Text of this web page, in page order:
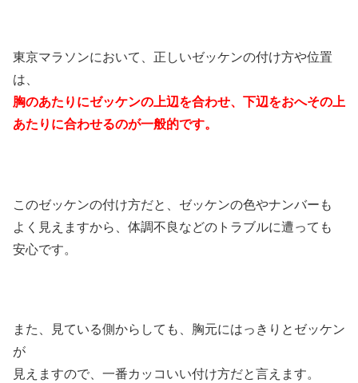
東京マラソンにおいて、正しいゼッケンの付け方や位置
は、
胸のあたりにゼッケンの上辺を合わせ、下辺をおへその上
あたりに合わせるのが一般的です。
このゼッケンの付け方だと、ゼッケンの色やナンバーも
よく見えますから、体調不良などのトラブルに遭っても
安心です。
また、見ている側からしても、胸元にはっきりとゼッケン
が
見えますので、一番カッコいい付け方だと言えます。